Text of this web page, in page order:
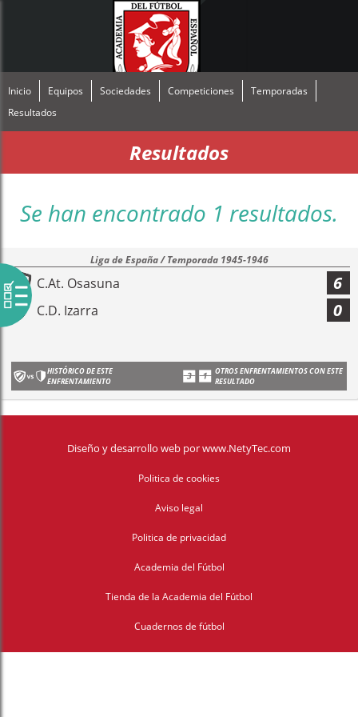
Inicio Equipos Sociedades Competiciones
Temporadas
Resultados
Resultados
Se han encontrado 1 resultados.
Liga de España / Temporada 1945-1946
C.At. Osasuna 6
C.D. Izarra 0
HISTÓRICO DE ESTE
ENFRENTAMIENTO
OTROS ENFRENTAMIENTOS CON ESTE
RESULTADO
Diseño y desarrollo web porwww.NetyTec.com
Politica de cookies
Aviso legal
Politica de privacidad
Academia del Fútbol
Tienda de la Academia del Fútbol
Cuadernos de fútbol